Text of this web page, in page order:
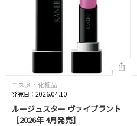
コスメ・化粧品
発売日：2026.04.10
ルージュスター ヴァイブラント
［2026年 4月発売］